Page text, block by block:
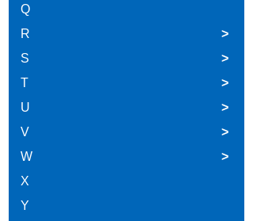
Q
R
>
S
>
T
>
U
>
V
>
W
>
X
Y